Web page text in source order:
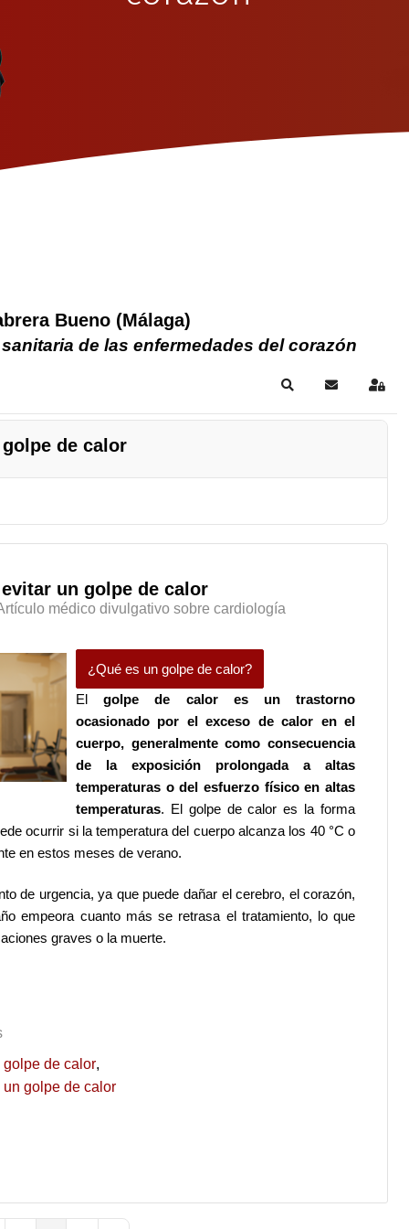
Bueno (Málaga)
de las enfermedades del corazón
SearchSubscribe to
Sign In
de calor
un golpe de calor
médico divulgativo sobre cardiología
¿Qué es un golpe de calor?
Elgolpe de calor es un trastorno
ocasionado por el exceso de calor en el
cuerpo, generalmente como consecuencia
de la exposición prolongada a altas
temperaturas o del esfuerzo físico en altas
temperaturas.
El golpe de calor es la forma
ocurrir si la temperatura del cuerpo alcanza los 40 °C o
en estos meses de verano.
de urgencia, ya que puede dañar el cerebro, el corazón,
empeora cuanto más se retrasa el tratamiento, lo que
graves o la muerte.
de calor
golpe de calor